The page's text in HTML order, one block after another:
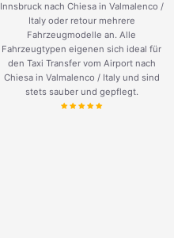
Innsbruck nach Chiesa in Valmalenco /
Italy oder retour mehrere
Fahrzeugmodelle an. Alle
Fahrzeugtypen eigenen sich ideal für
den Taxi Transfer vom Airport nach
Chiesa in Valmalenco / Italy und sind
stets sauber und gepflegt.